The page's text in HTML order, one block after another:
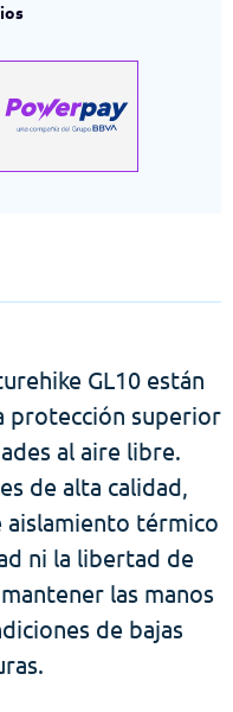
GL10 están
protección superior
al aire libre.
de alta calidad,
térmico
ni la libertad de
las manos
de bajas